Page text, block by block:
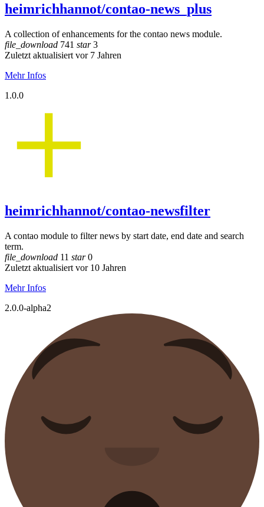
heimrichhannot/contao-news_plus
A collection of enhancements for the contao news module.
file_download 741 star3
Zuletzt aktualisiert vor 7 Jahren
Mehr Infos
1.0.0
heimrichhannot/contao-newsfilter
A contao module to filter news by start date, end date and search
term.
file_download 11 star0
Zuletzt aktualisiert vor 10 Jahren
Mehr Infos
2.0.0-alpha2